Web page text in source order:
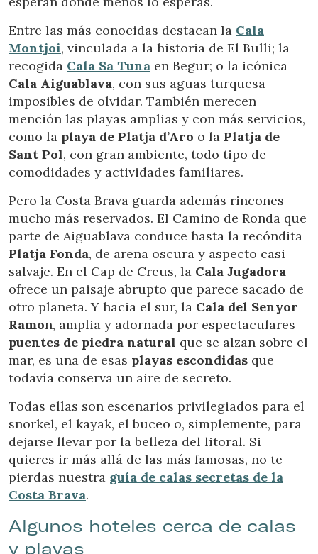
Entre las más conocidas destacan la Cala
Montjoi, vinculada a la historia de El Bulli; la
recogida Cala Sa Tuna en Begur; o la icónica
Cala Aiguablava, con sus aguas turquesa
imposibles de olvidar. También merecen
mención las playas amplias y con más servicios,
como la playa de Platja d’Aro o la Platja de
Sant Pol, con gran ambiente, todo tipo de
comodidades y actividades familiares.
Pero la Costa Brava guarda además rincones
mucho más reservados. El Camino de Ronda que
parte de Aiguablava conduce hasta la recóndita
Platja Fonda, de arena oscura y aspecto casi
salvaje. En el Cap de Creus, la Cala Jugadora
ofrece un paisaje abrupto que parece sacado de
otro planeta. Y hacia el sur, la Cala del Senyor
Ramon, amplia y adornada por espectaculares
puentes de piedra natural que se alzan sobre el
mar, es una de esas playas escondidas que
todavía conserva un aire de secreto.
Todas ellas son escenarios privilegiados para el
snorkel, el kayak, el buceo o, simplemente, para
dejarse llevar por la belleza del litoral. Si
quieres ir más allá de las más famosas, no te
pierdas nuestra guía de calas secretas de la
Costa Brava.
Algunos hoteles cerca de calas
y playas